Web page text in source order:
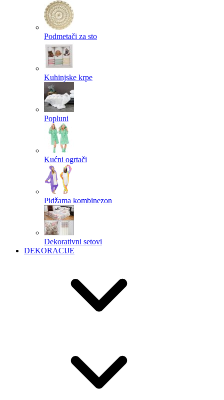
Podmetači za sto
Kuhinjske krpe
Popluni
Kućni ogrtači
Pidžama kombinezon
Dekorativni setovi
DEKORACIJE